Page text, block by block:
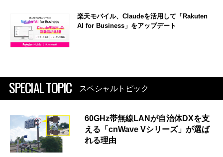
楽天モバイル、Claudeを活用して「Rakuten
AI for Business」をアップデート
SPECIAL TOPIC スペシャルトピック
60GHz帯無線LANが自治体DXを支
える「cnWave Vシリーズ」が選ば
れる理由